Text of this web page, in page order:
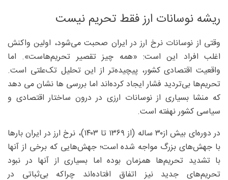
ریشه نوسانات ارز فقط تحریم نیست
وقتی از نوسانات نرخ ارز در ایران صحبت می‌شود، اولین واکنش
اغلب افراد این است: «همه‌ چیز تقصیر تحریم‌هاست». اما
واقعیت اقتصادی کشور، پیچیده‌تر از این تحلیل تک‌علتی است.
تحریم‌ها بی‌تردید فشار ایجاد کرده‌اند اما بررسی ها نشان می دهد
که منشا بسیاری از نوسانات ارزی در درون ساختار اقتصادی و
سیاسی کشور نهفته است.
در دوره‌ای بیش از۳۰ ساله (از ۱۳۶۹ تا ۱۴۰۳)، نرخ ارز در ایران بارها
با جهش‌های بزرگ مواجه شده است؛ جهش‌هایی که برخی از آنها
با تشدید تحریم‌ها همزمان بوده اما بسیاری از آنها در نبود
تحریم‌های جدید نیز اتفاق افتاده‌اند چراکه بی‌ثباتی در